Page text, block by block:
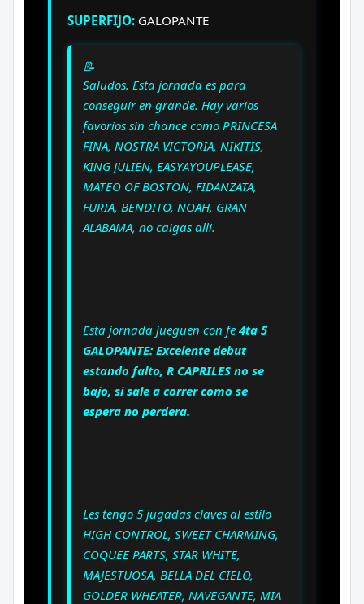
SUPERFIJO: GALOPANTE
📝
Saludos. Esta jornada es para
conseguir en grande. Hay varios
favorios sin chance como PRINCESA
FINA, NOSTRA VICTORIA, NIKITIS,
KING JULIEN, EASYAYOUPLEASE,
MATEO OF BOSTON, FIDANZATA,
FURIA, BENDITO, NOAH, GRAN
ALABAMA, no caigas alli.
Esta jornada jueguen con fe 4ta 5
GALOPANTE: Excelente debut
estando falto, R CAPRILES no se
bajo, si sale a correr como se
espera no perdera.
Les tengo 5 jugadas claves al estilo
HIGH CONTROL, SWEET CHARMING,
COQUEE PARTS, STAR WHITE,
MAJESTUOSA, BELLA DEL CIELO,
GOLDER WHEATER, NAVEGANTE, MIA